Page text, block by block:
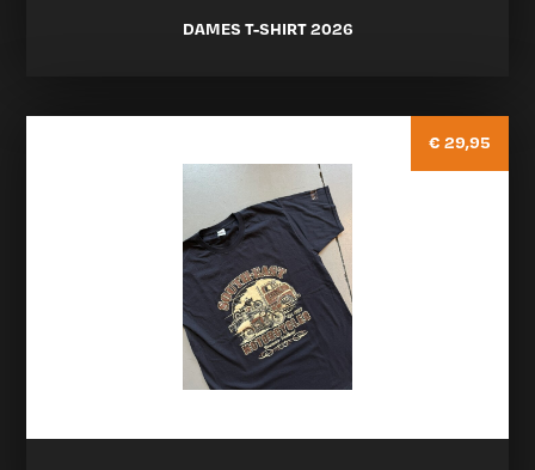
DAMES T-SHIRT 2026
€ 29,95